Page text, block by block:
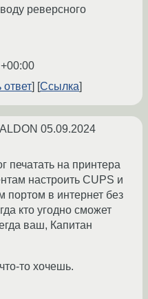
реверсного
ответ Ссылка
05.09.2024
печатать на принтера
настроить CUPS и
портом в интернет без
кто угодно сможет
ваш, Капитан
то хочешь.